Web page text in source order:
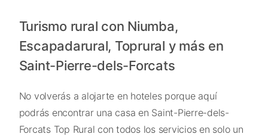
Turismo rural con Niumba,
Escapadarural, Toprural y más en
Saint-Pierre-dels-Forcats
No volverás a alojarte en hoteles porque aquí
podrás encontrar una casa en Saint-Pierre-dels-
Forcats Top Rural con todos los servicios en solo un